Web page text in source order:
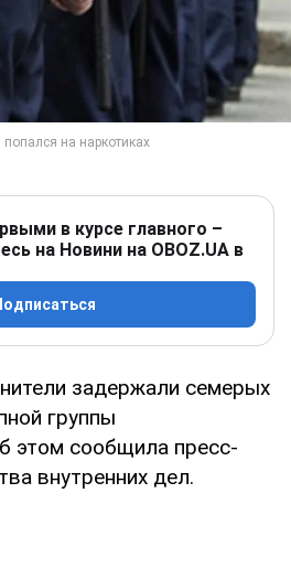
в курсе главного –
на Новини на OBOZ.UA в
задержали семерых
группы
этом сообщила пресс-
внутренних дел.